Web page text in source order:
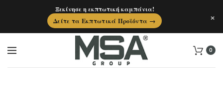
0
Ξεκίνησε η εκπτωτική καμπάνια!
Δείτε τα Εκπτωτικά Προϊόντα →
×